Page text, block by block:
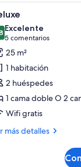
un baño con
6
de 10
Excelente
5 comentarios
(5 comentarios)
25 m²
1 habitación
2 huéspedes
1 cama doble O 2
Wifi gratis
más detalles